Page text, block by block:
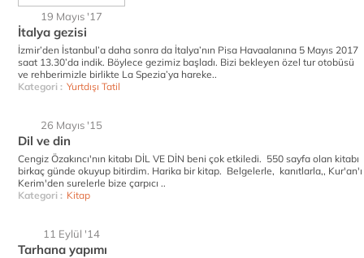
19 Mayıs '17
İtalya gezisi
İzmir’den İstanbul’a daha sonra da İtalya’nın Pisa Havaalanına 5 Mayıs 2017
saat 13.30’da indik. Böylece gezimiz başladı. Bizi bekleyen özel tur otobüsü
ve rehberimizle birlikte La Spezia’ya hareke..
Kategori : Yurtdışı Tatil
26 Mayıs '15
Dil ve din
Cengiz Özakıncı'nın kitabı DİL VE DİN beni çok etkiledi. 550 sayfa olan kitabı
birkaç günde okuyup bitirdim. Harika bir kitap. Belgelerle, kanıtlarla,, Kur'an'ı
Kerim'den surelerle bize çarpıcı ..
Kategori : Kitap
11 Eylül '14
Tarhana yapımı